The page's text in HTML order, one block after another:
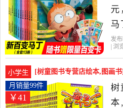
货
元
马
13
生
画
州
发布
| 浏
小学生
[树童图书专营店绘本,图画
漫画书全集39册月销量99件
￥41
月销量99件
树
本